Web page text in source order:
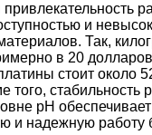
и
Так,
в 20
стоит около
того, стабильность
рН обеспечивает
и надежную работу